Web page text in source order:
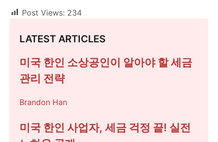
Post Views: 234
LATEST ARTICLES
미국 한인 소상공인이 알아야 할 세금
관리 전략
Brandon Han
미국 한인 사업자, 세금 걱정 끝! 실전